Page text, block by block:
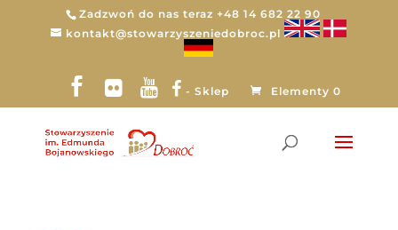
Zadzwoń do nas teraz +48 14 682 22 90
kontakt@stowarzyszeniedobroc.pl
- Sklep Elementy 0